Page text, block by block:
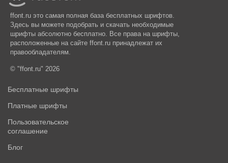
ffont.ru это самая полная база бесплатных шрифтов.
Здесь вы можете подобрать и скачать необходимые
шрифты абсолютно бесплатно. Все права на шрифты,
расположенные на сайте ffont.ru принадлежат их
правообладателям.
© "ffont.ru" 2026
Бесплатные шрифты
Платные шрифты
Пользовательское
соглашение
Блог